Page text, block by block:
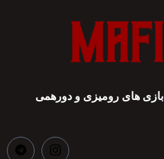
بازی های رومیزی و دورهمی